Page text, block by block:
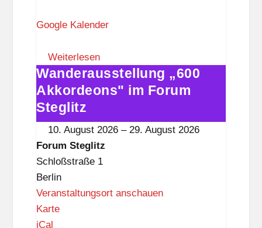
u
S
t
e
g
l
i
t
z
Google Kalender
Weiterlesen
Wanderausstellung
„600
Akkordeons"
im
Forum
Steglitz
Wanderausstellung „600
Akkordeons" im Forum
Steglitz
10. August 2026 – 29. August 2026
Forum Steglitz
Schloßstraße 1
Berlin
Veranstaltungsort anschauen
KarteF
iCal